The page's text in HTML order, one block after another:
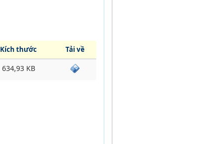
Kích thước Tải về
634,93 KB